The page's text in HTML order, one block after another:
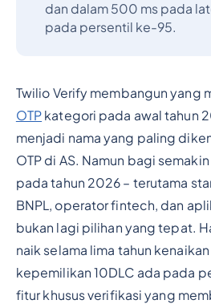
dan dalam 500 ms pada
pada persentil ke-95.
Twilio Verify membangun yang
OTP kategori pada awal tahun
menjadi nama yang paling
OTP di AS. Namun bagi
pada tahun 2026 – terutama
BNPL, operator fintech, dan
bukan lagi pilihan yang tepat.
naik selama lima tahun
kepemilikan 10DLC ada pada
fitur khusus verifikasi yang